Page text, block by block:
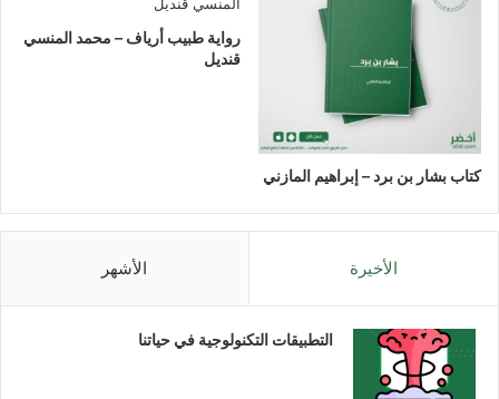
كتاب بشار بن برد – إبراهيم المازني
رواية طبيب أرياف – محمد المنسي
قنديل
الأخيرة الأشهر
التطبيقات التكنولوجية في حياتنا